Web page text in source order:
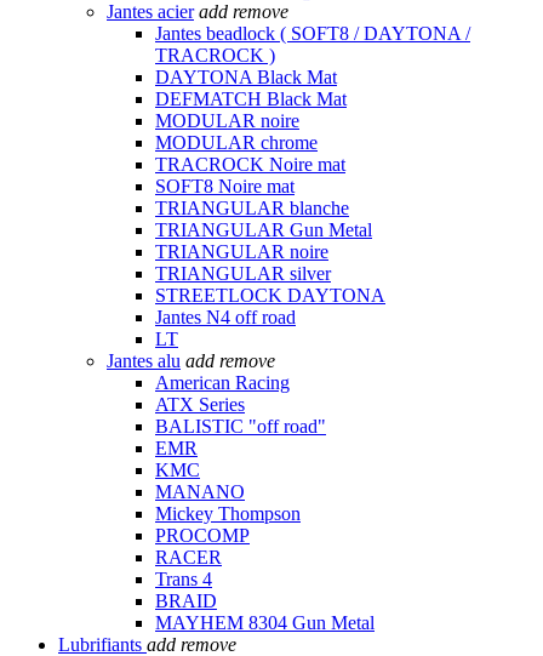
Jantes acier add remove
Jantes beadlock ( SOFT8 / DAYTONA /
TRACROCK )
DAYTONA Black Mat
DEFMATCH Black Mat
MODULAR noire
MODULAR chrome
TRACROCK Noire mat
SOFT8 Noire mat
TRIANGULAR blanche
TRIANGULAR Gun Metal
TRIANGULAR noire
TRIANGULAR silver
STREETLOCK DAYTONA
Jantes N4 off road
LT
Jantes alu add remove
American Racing
ATX Series
BALISTIC "off road"
EMR
KMC
MANANO
Mickey Thompson
PROCOMP
RACER
Trans 4
BRAID
MAYHEM 8304 Gun Metal
Lubrifiants add remove